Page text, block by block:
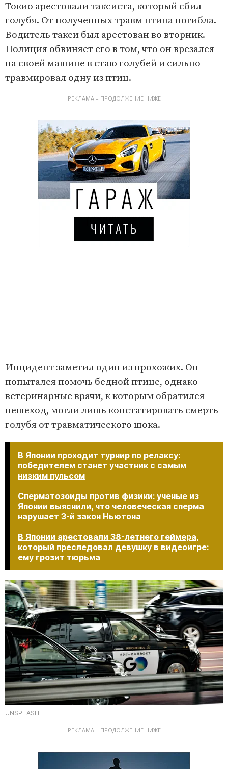
Токио арестовали таксиста, который сбил
голубя. От полученных травм птица погибла.
Водитель такси был арестован во вторник.
Полиция обвиняет его в том, что он врезался
на своей машине в стаю голубей и сильно
травмировал одну из птиц.
РЕКЛАМА – ПРОДОЛЖЕНИЕ НИЖЕ
Инцидент заметил один из прохожих. Он
попытался помочь бедной птице, однако
ветеринарные врачи, к которым обратился
пешеход, могли лишь констатировать смерть
голубя от травматического шока.
В Японии проходит турнир по релаксу:
победителем станет участник с самым
низким пульсом
Сперматозоиды против физики: ученые из
Японии выяснили, что человеческая сперма
нарушает 3-й закон Ньютона
В Японии арестовали 38-летнего геймера,
который преследовал девушку в видеоигре:
ему грозит тюрьма
UNSPLASH
РЕКЛАМА – ПРОДОЛЖЕНИЕ НИЖЕ